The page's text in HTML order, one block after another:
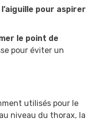
pour aspirer
le point de
pour éviter un
utilisés pour le
niveau du thorax, la